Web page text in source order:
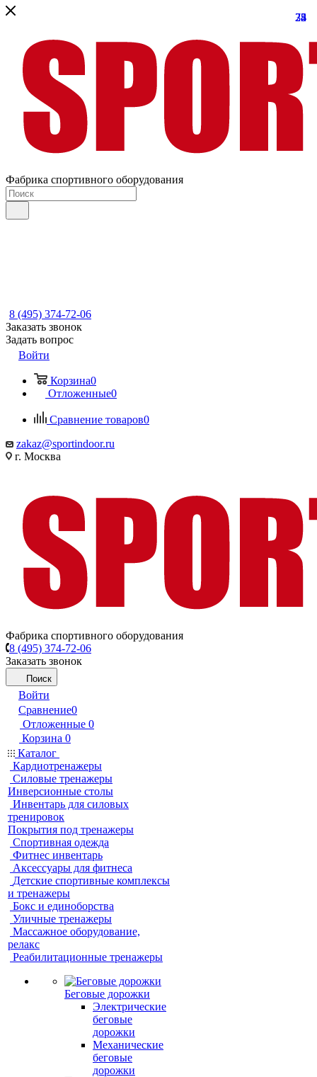
Фабрика спортивного оборудования
8 (495) 374-72-06
Заказать звонок
Задать вопрос
Войти
Корзина0
Отложенные0
Сравнение товаров0
zakaz@sportindoor.ru
г. Москва
Фабрика спортивного оборудования
8 (495) 374-72-06
Заказать звонок
Поиск
Войти
Сравнение0
Отложенные 0
Корзина 0
Каталог
Кардиотренажеры
Силовые тренажеры
Инверсионные столы
Инвентарь для силовых
тренировок
Покрытия под тренажеры
Спортивная одежда
Фитнес инвентарь
Аксессуары для фитнеса
Детские спортивные комплексы
и тренажеры
Бокс и единоборства
Уличные тренажеры
Массажное оборудование,
релакс
Реабилитационные тренажеры
Беговые дорожки
Электрические
беговые
дорожки
Механические
беговые
дорожки
22
8
74
35